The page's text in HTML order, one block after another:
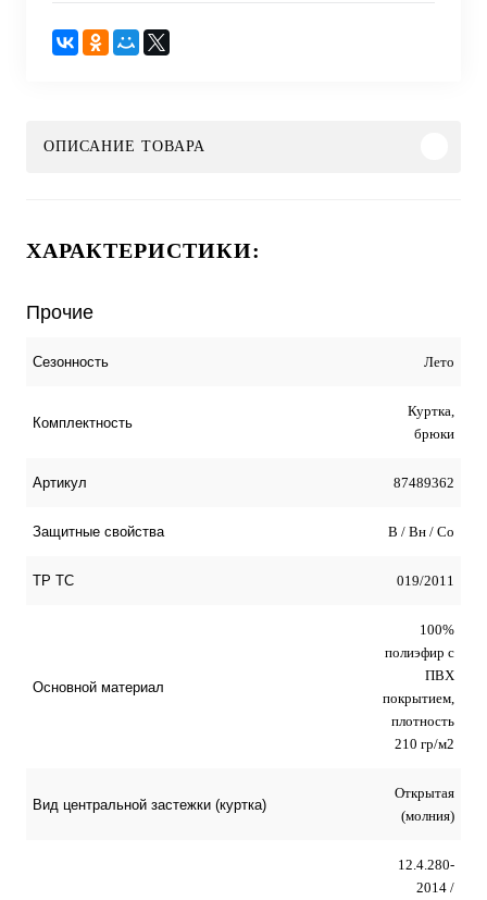
ОПИСАНИЕ ТОВАРА
ХАРАКТЕРИСТИКИ:
Прочие
Сезонность Лето
Комплектность
Куртка,
брюки
Артикул 87489362
Защитные свойства В / Вн / Со
ТР ТС 019/2011
Основной материал
100%
полиэфир с
ПВХ
покрытием,
плотность
210 гр/м2
Вид центральной застежки (куртка)
Открытая
(молния)
12.4.280-
2014 /